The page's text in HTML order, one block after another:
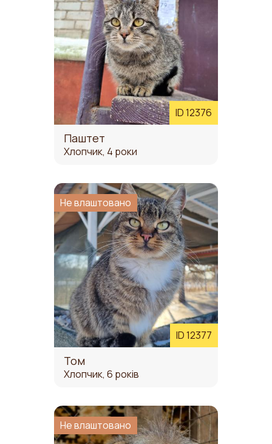
ID 12376
Паштет
Хлопчик, 4 роки
ID 12377
Не влаштовано
Том
Хлопчик, 6 років
Не влаштовано